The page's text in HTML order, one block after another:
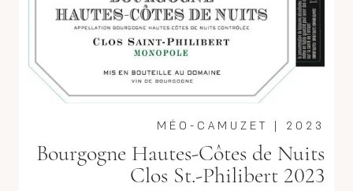
2023
MÉO-CAMUZET
Bourgogne Hautes-Côtes de Nuits
Clos St.-Philibert 2023